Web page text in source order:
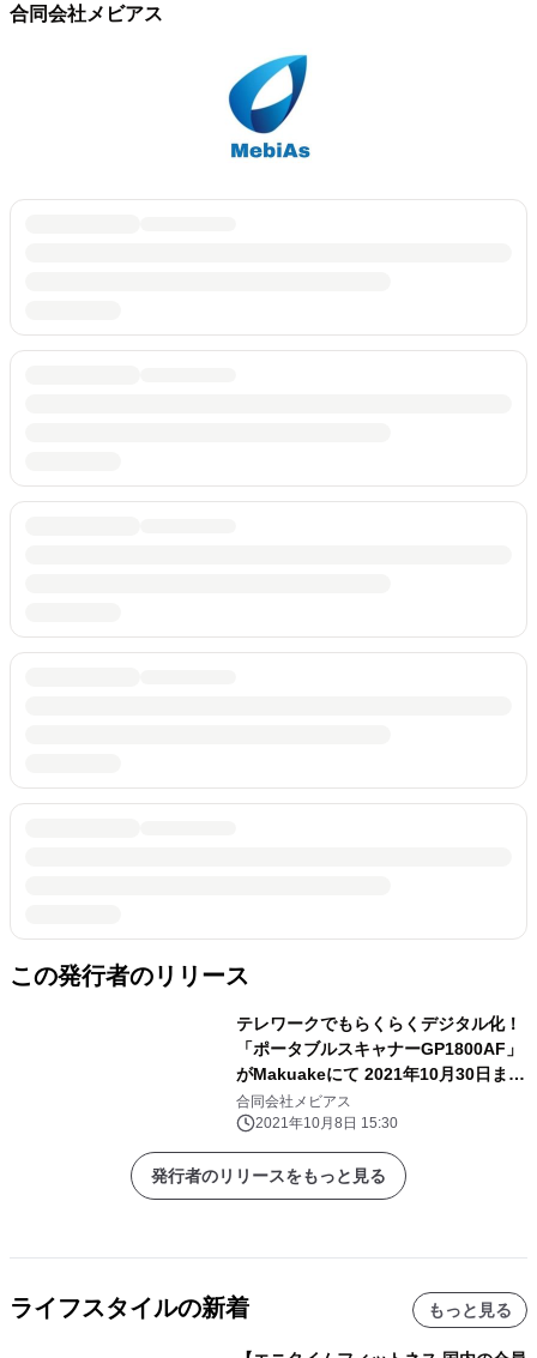
合同会社メビアス
この発行者のリリース
テレワークでもらくらくデジタル化！
「ポータブルスキャナーGP1800AF」
がMakuakeにて 2021年10月30日まで
先行販売を開始
合同会社メビアス
2021年10月8日 15:30
発行者のリリースをもっと見る
ライフスタイルの新着 もっと見る